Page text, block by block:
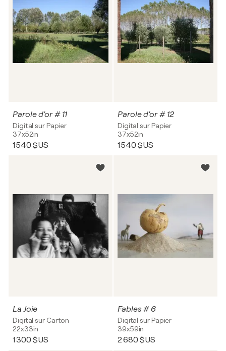
Parole d'or # 11
Digital sur Papier
37x52in
1 540 $US
Parole d'or # 12
Digital sur Papier
37x52in
1 540 $US
La Joie
Digital sur Carton
22x33in
1 300 $US
Fables # 6
Digital sur Papier
39x59in
2 680 $US